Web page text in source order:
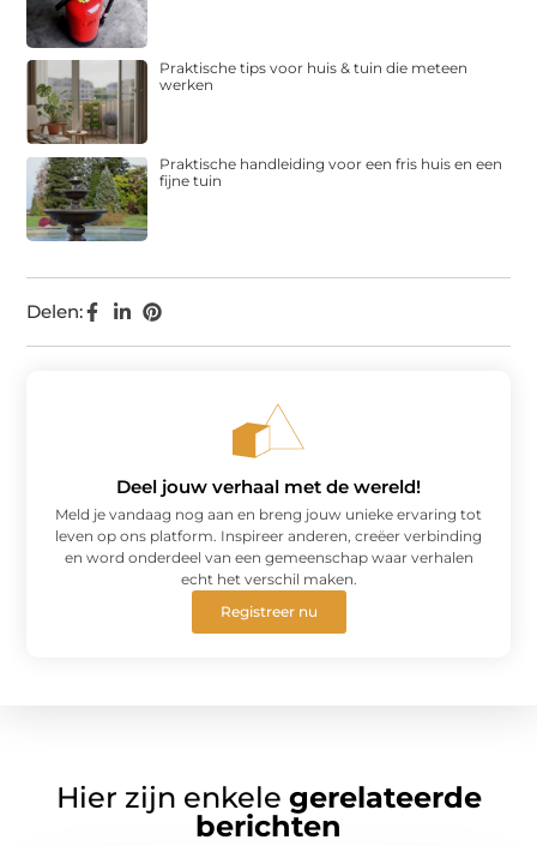
Delen:
Praktische tips voor huis & tuin die meteen
werken
Praktische handleiding voor een fris huis en een
fijne tuin
Deel jouw verhaal met de wereld!
Meld je vandaag nog aan en breng jouw unieke ervaring tot
leven op ons platform. Inspireer anderen, creëer verbinding
en word onderdeel van een gemeenschap waar verhalen
echt het verschil maken.
Registreer nu
Hier zijn enkele gerelateerde
berichten